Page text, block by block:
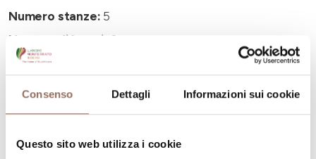
Consenso Dettagli Informazioni sui cookie
Questo sito web utilizza i cookie
Numero stanze: 5
Numero di bagni:
8
Numero letti: